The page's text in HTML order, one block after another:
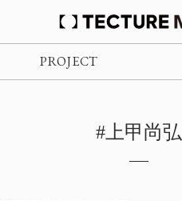
PROJECT
#上甲尚弘